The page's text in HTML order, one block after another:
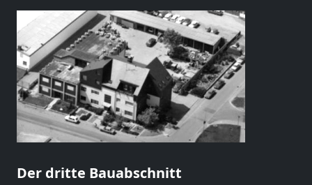
Der dritte Bauabschnitt